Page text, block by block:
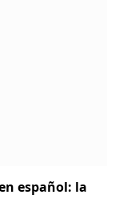
español: la